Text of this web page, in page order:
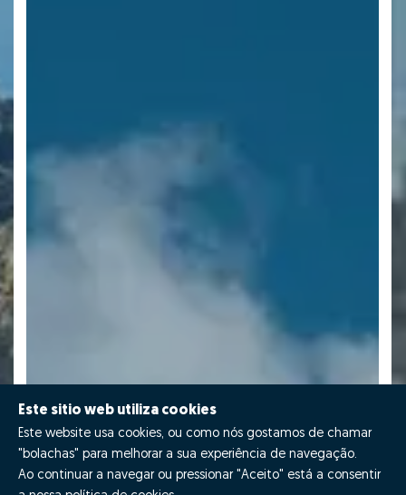
Este sitio web utiliza cookies
Este website usa cookies, ou como nós gostamos de chamar
"bolachas" para melhorar a sua experiência de navegação.
Ao continuar a navegar ou pressionar "Aceito" está a consentir